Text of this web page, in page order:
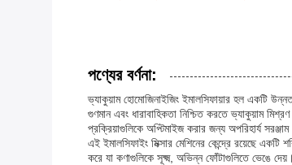
পণ্যের বর্ণনা:
ভ্যাকুয়াম হোমোজিনাইজিং ইমালসিফায়ার হল একটি উন্নত
গুণমান এবং ধারাবাহিকতা নিশ্চিত করতে ভ্যাকুয়াম
প্রক্রিয়াগুলিকে অপ্টিমাইজ করার জন্য অপরিহার্য
এই ইমালসিফাইং মিক্সার মেশিনের কেন্দ্রে রয়েছে
করে যা কণাগুলিকে সূক্ষ্ম, অভিন্ন ফোঁটাগুলিতে ভেঙে